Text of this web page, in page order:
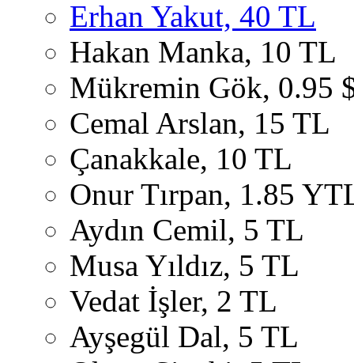
Erhan Yakut, 40 TL
Hakan Manka, 10 TL
Mükremin Gök, 0.95
Cemal Arslan, 15 TL
Çanakkale, 10 TL
Onur Tırpan, 1.85
Aydın Cemil, 5 TL
Musa Yıldız, 5 TL
Vedat İşler, 2 TL
Ayşegül Dal, 5 TL